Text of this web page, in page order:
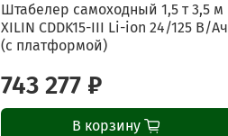
Штабелер самоходный 1,5 т 3,5 м
XILIN CDDK15-III Li-ion 24/125 В/Ач
(с платформой)
743 277 ₽
В корзину